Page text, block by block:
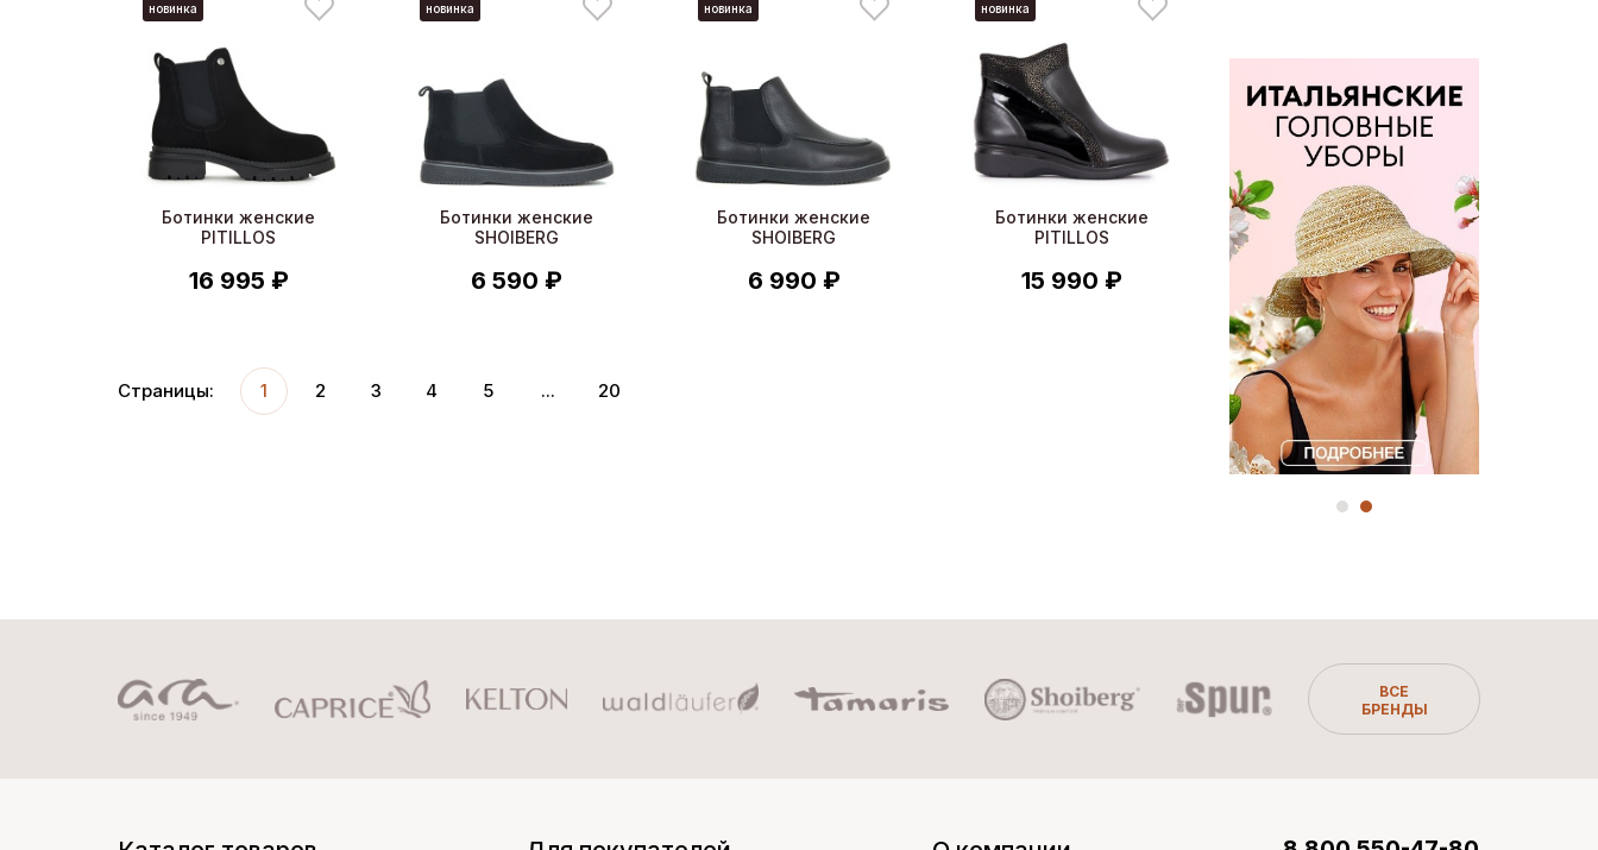
новинка
Ботинки женские
PITILLOS
16 995 ₽
новинка
Ботинки женские
SHOIBERG
6 590 ₽
новинка
Ботинки женские
SHOIBERG
6 990 ₽
новинка
Ботинки женские
PITILLOS
15 990 ₽
Страницы: 1 2 3 4 5 ... 20
ВСЕ
БРЕНДЫ